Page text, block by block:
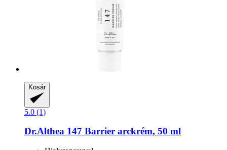
Kosár
5.0 (1)
Dr.Althea 147 Barrier arckrém, 50 ml